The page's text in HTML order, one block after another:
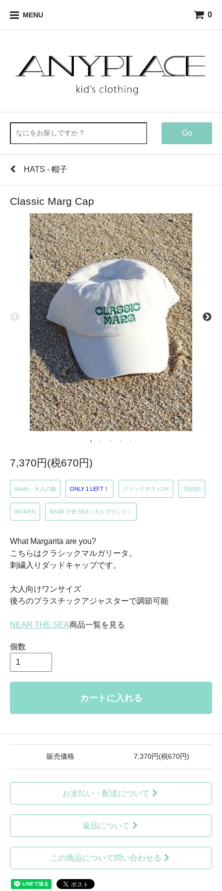
MENU 0
Go
HATS - 帽子
Classic Marg Cap
7,370円(税670円)
Adults - 大人の服 ONLY 1 LEFT！ クリックポストOK TEENS
WOMEN NEAR THE SEA（大人ブランド）
What Margarita are you?
こちらはクラシックマルガリータ。
刺繍入りダッドキャップです。
大人向けワンサイズ
後ろのプラスチックアジャスターで調節可能
NEAR THE SEA商品一覧を見る
個数
カートに入れる
販売価格 7,370円(税670円)
お支払い・配送について
返品について
この商品について問い合わせる